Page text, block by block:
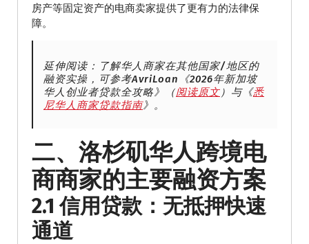
房产等固定资产的电商卖家提供了更有力的法律保
障。
延伸阅读：了解华人商家在其他国家/地区的
融资实操，可参考AvriLoan《2026年新加坡
华人创业者贷款全攻略》（阅读原文）与《悉
尼华人商家贷款指南》。
二、洛杉矶华人跨境电
商商家的主要融资方案
2.1 信用贷款：无抵押快速
通道